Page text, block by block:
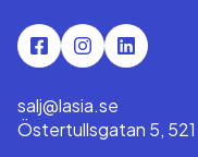
salj@lasia.se
Östertullsgatan 5,